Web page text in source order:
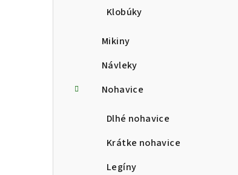
Klobúky
Mikiny
Návleky
Nohavice
Dlhé nohavice
Krátke nohavice
Legíny